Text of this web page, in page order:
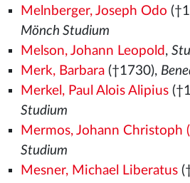
Melnberger, Joseph Odo
Mönch Studium
Melson, Johann Leopold ,
Merk, Barbara(†1730),
Merkel, Paul Alois Alipius
Studium
Mermos, Johann Christoph
Studium
Mesner, Michael Liberatus